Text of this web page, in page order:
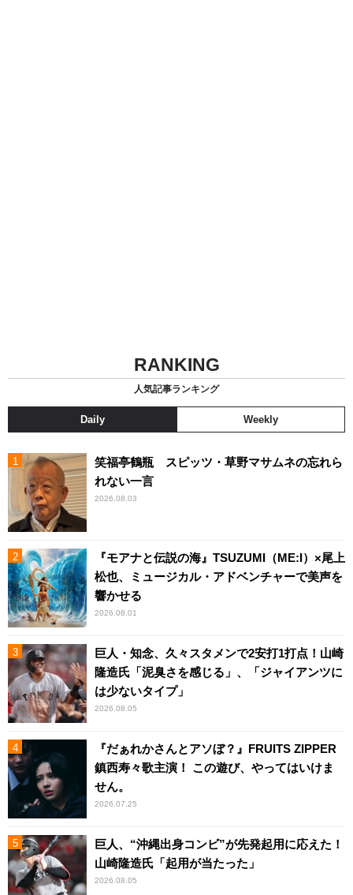
RANKING
人気記事ランキング
Daily Weekly
笑福亭鶴瓶 スピッツ・草野マサムネの忘れら
れない一言
2026.08.03
『モアナと伝説の海』TSUZUMI（ME:I）×尾上
松也、ミュージカル・アドベンチャーで美声を
響かせる
2026.08.01
巨人・知念、久々スタメンで2安打1打点！山崎
隆造氏「泥臭さを感じる」、「ジャイアンツに
は少ないタイプ」
2026.08.05
『だぁれかさんとアソぼ？』FRUITS ZIPPER
鎮西寿々歌主演！ この遊び、やってはいけま
せん。
2026.07.25
巨人、“沖縄出身コンビ”が先発起用に応えた！
山崎隆造氏「起用が当たった」
2026.08.05